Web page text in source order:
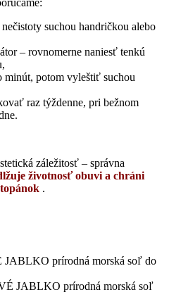
suchou handričkou alebo
– rovnomerne naniesť tenkú
potom vyleštiť suchou
raz týždenne, pri bežnom
záležitosť – správna
životnosť obuvi a chráni
.
prírodná morská soľ do